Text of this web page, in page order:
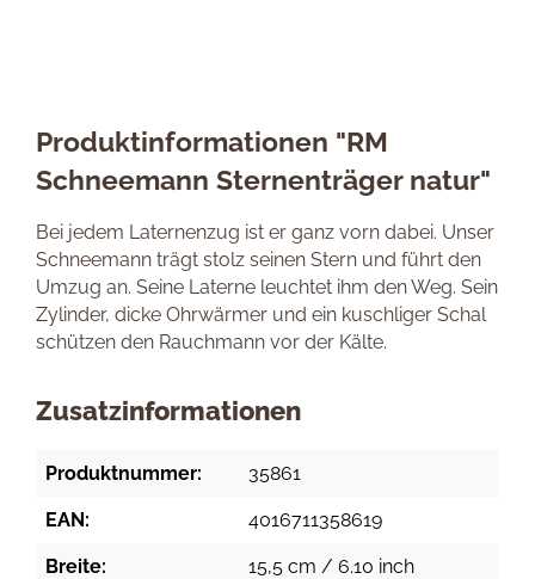
Produktinformationen "RM
Schneemann Sternenträger natur"
Bei jedem Laternenzug ist er ganz vorn dabei. Unser
Schneemann trägt stolz seinen Stern und führt den
Umzug an. Seine Laterne leuchtet ihm den Weg. Sein
Zylinder, dicke Ohrwärmer und ein kuschliger Schal
schützen den Rauchmann vor der Kälte.
Zusatzinformationen
Produktnummer: 35861
EAN: 4016711358619
Breite: 15,5 cm / 6.10 inch